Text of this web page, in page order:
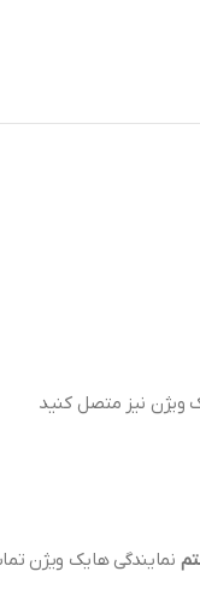
نمایندگی هایک ویژن